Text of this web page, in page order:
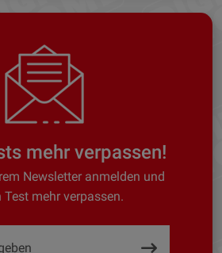
mehr verpassen!
Newsletter anmelden und
Test mehr verpassen.